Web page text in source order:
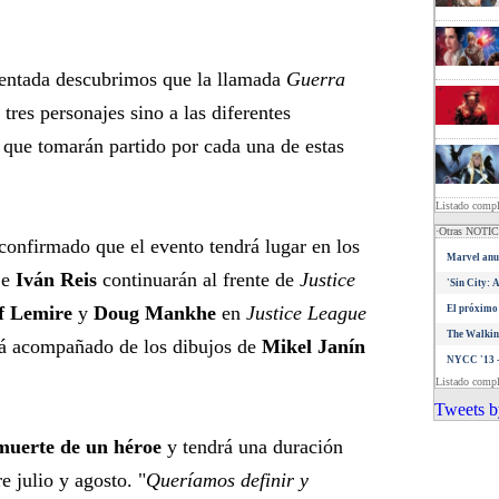
descubrimos que la llamada Guerra
personajes sino a las diferentes
tomarán partido por cada una de estas
que el evento tendrá lugar en los
Iván Reis continuarán al frente de Justice
Lemire y Doug Mankhe en Justice League
acompañado de los dibujos de Mikel Janín
de un héroe y tendrá una duración
julio y agosto. "Queríamos definir y
Listado
·Otras
Marvel
'Sin City:
El
The
NYCC '13
Listado
Tweets